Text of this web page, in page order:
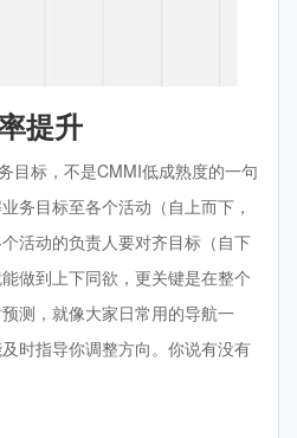
提升
目标，不是CMMI低成熟度的一句
务目标至各个活动（自上而下，
活动的负责人要对齐目标（自下
做到上下同欲，更关键是在整个
测，就像大家日常用的导航一
时指导你调整方向。你说有没有